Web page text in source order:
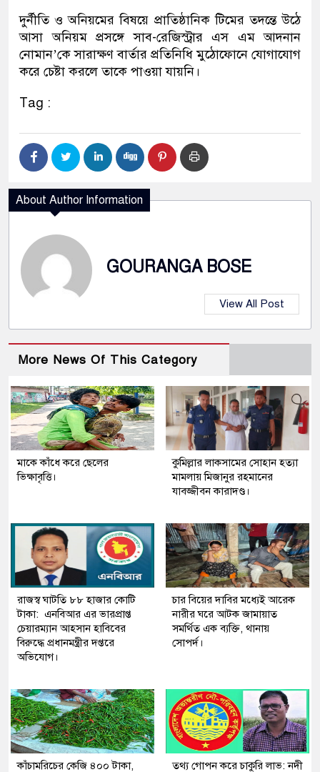
দুর্নীতি ও অনিয়মের বিষয়ে প্রাতিষ্ঠানিক টিমের তদন্তে উঠে
আসা অনিয়ম প্রসঙ্গে সাব-রেজিস্ট্রার এস এম আদনান
নোমান’কে সারাক্ষণ বার্তার প্রতিনিধি মুঠোফোনে যোগাযোগ
করে চেষ্টা করলে তাকে পাওয়া যায়নি।
Tag :
About Author Information
GOURANGA BOSE
View All Post
More News Of This Category
মাকে কাঁধে করে ছেলের
ভিক্ষাবৃত্তি।
কুমিল্লার লাকসামের সোহান হত্যা
মামলায় মিজানুর রহমানের
যাবজ্জীবন কারাদণ্ড।
রাজস্ব ঘাটতি ৮৮ হাজার কোটি
টাকা: এনবিআর এর ভারপ্রাপ্ত
চেয়ারম্যান আহসান হাবিবের
বিরুদ্ধে প্রধানমন্ত্রীর দপ্তরে
অভিযোগ।
চার বিয়ের দাবির মধ্যেই আরেক
নারীর ঘরে আটক জামায়াত
সমর্থিত এক ব্যক্তি, থানায়
সোপর্দ।
কাঁচামরিচের কেজি ৪০০ টাকা, তথ্য গোপন করে চাকুরি লাভ: নদী